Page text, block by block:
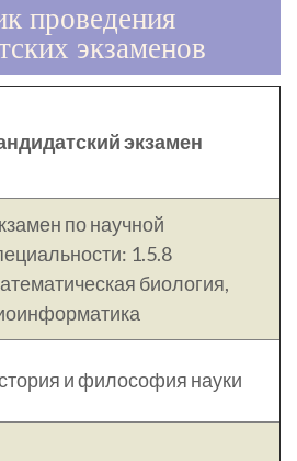
проведения
экзаменов
экзамен
по научной
1.5.8
биология,
и философия науки